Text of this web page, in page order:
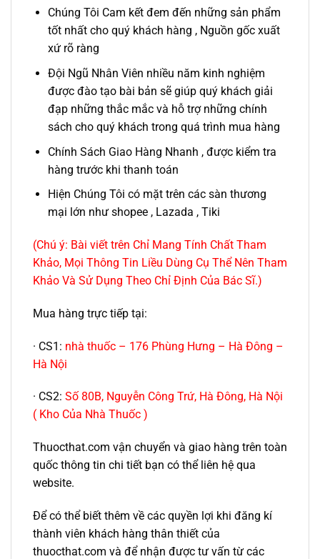
Chúng Tôi Cam kết đem đến những sản phẩm
tốt nhất cho quý khách hàng , Nguồn gốc xuất
xứ rõ ràng
Đội Ngũ Nhân Viên nhiều năm kinh nghiệm
được đào tạo bài bản sẽ giúp quý khách giải
đạp những thắc mắc và hỗ trợ những chính
sách cho quý khách trong quá trình mua hàng
Chính Sách Giao Hàng Nhanh , được kiểm tra
hàng trước khi thanh toán
Hiện Chúng Tôi có mặt trên các sàn thương
mại lớn như shopee , Lazada , Tiki
(Chú ý: Bài viết trên Chỉ Mang Tính Chất Tham
Khảo, Mọi Thông Tin Liều Dùng Cụ Thể Nên Tham
Khảo Và Sử Dụng Theo Chỉ Định Của Bác Sĩ.)
Mua hàng trực tiếp tại:
· CS1: nhà thuốc – 176 Phùng Hưng – Hà Đông –
Hà Nội
· CS2: Số 80B, Nguyễn Công Trứ, Hà Đông, Hà Nội
( Kho Của Nhà Thuốc )
Thuocthat.com vận chuyển và giao hàng trên toàn
quốc thông tin chi tiết bạn có thể liên hệ qua
website.
Để có thể biết thêm về các quyền lợi khi đăng kí
thành viên khách hàng thân thiết của
thuocthat.com và để nhận được tư vấn từ các